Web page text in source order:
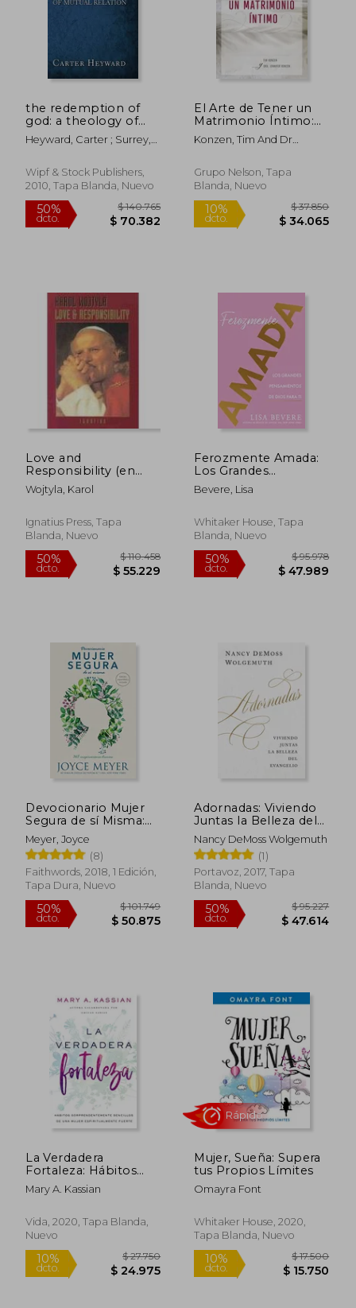
dcto. $ 64.092 dcto.
the redemption of
god: a theology of
mutual relation (en
Inglés)
Heyward, Carter ; Surrey,
Wipf & Stock Publishers,
2010, Tapa Blanda, Nuevo
50%
dcto. $ 70.382
El Arte de Tener un
Matrimonio Íntimo:
Una Guía de Intimidad
Sexual Para el
Konzen, Tim And Dr
Grupo Nelson, Tapa
Blanda, Nuevo
10%
dcto. $
Love and
Responsibility (en
Inglés)
Wojtyla, Karol
Ignatius Press, Tapa
Blanda, Nuevo
Ferozmente Amada:
Los Grandes
Pensamientos de
Dios Para ti
Bevere, Lisa
Whitaker House, Tapa
Blanda, Nuevo
Devocionario Mujer
Segura de sí Misma:
365 Inspiraciones
Diarias
Meyer, Joyce
(8)
Faithwords, 2018, 1 Edición,
Tapa Dura, Nuevo
Adornadas: Viviendo
Juntas la Belleza del
Evangelio
Nancy DeMoss Wolgemuth
(1)
Portavoz, 2017, Tapa
Blanda, Nuevo
La Verdadera
Fortaleza: Hábitos
sorprendentemente
sencillos de una
espiritualmente
fuerte
Mary A. Kassian
Vida, 2020, Tapa Blanda,
Nuevo
Mujer, Sueña: Supera
tus Propios Límites
Omayra Font
Whitaker House, 2020,
Tapa Blanda, Nuevo